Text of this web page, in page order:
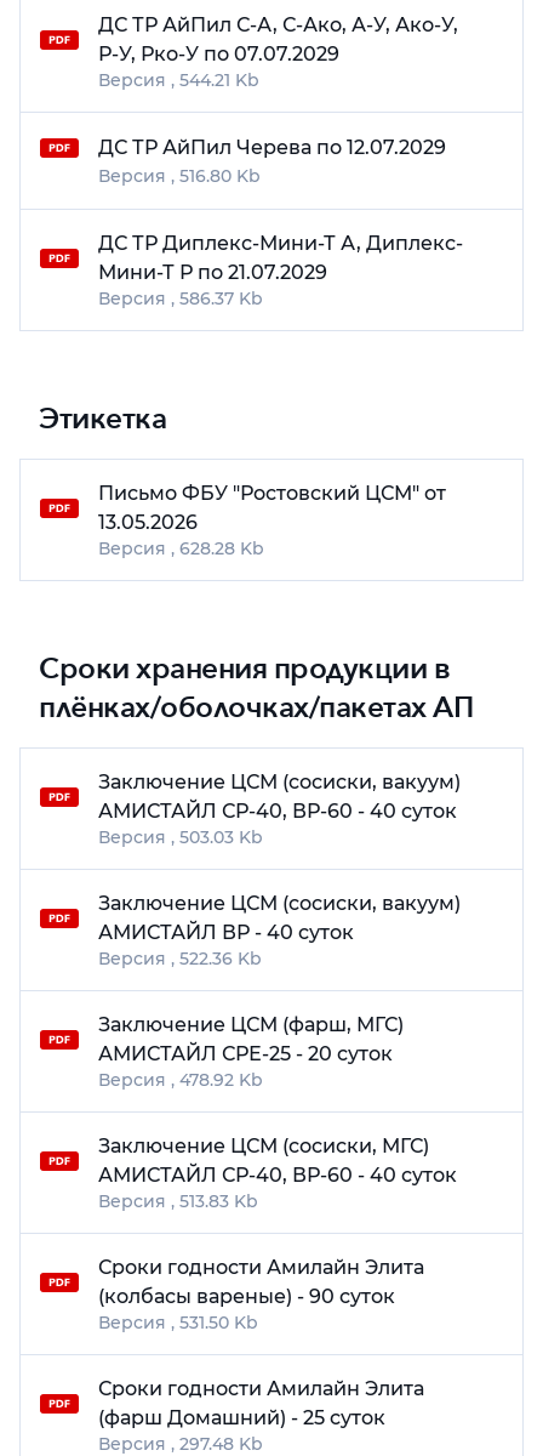
ДС ТР АйПил С-А, С-Ако, А-У, Ако-У,
Р-У, Рко-У по 07.07.2029
544.21 Kb
ДС ТР АйПил Черева по 12.07.2029
516.80 Kb
ДС ТР Диплекс-Мини-Т А, Диплекс-
Мини-Т Р по 21.07.2029
586.37 Kb
Этикетка
Письмо ФБУ "Ростовский ЦСМ" от
13.05.2026
628.28 Kb
Сроки хранения продукции в
плёнках/оболочках/пакетах АП
Заключение ЦСМ (сосиски, вакуум)
АМИСТАЙЛ СР-40, ВР-60 - 40 суток
503.03 Kb
Заключение ЦСМ (сосиски, вакуум)
АМИСТАЙЛ ВР - 40 суток
522.36 Kb
Заключение ЦСМ (фарш, МГС)
АМИСТАЙЛ СРЕ-25 - 20 суток
478.92 Kb
Заключение ЦСМ (сосиски, МГС)
АМИСТАЙЛ СР-40, ВР-60 - 40 суток
513.83 Kb
Сроки годности Амилайн Элита
(колбасы вареные) - 90 суток
531.50 Kb
Сроки годности Амилайн Элита
(фарш Домашний) - 25 суток
297.48 Kb